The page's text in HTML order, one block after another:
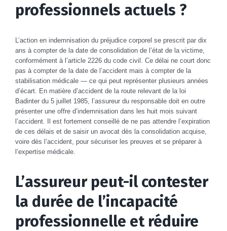
professionnels actuels ?
L’action en indemnisation du préjudice corporel se prescrit par dix
ans à compter de la date de consolidation de l’état de la victime,
conformément à l’article 2226 du code civil. Ce délai ne court donc
pas à compter de la date de l’accident mais à compter de la
stabilisation médicale — ce qui peut représenter plusieurs années
d’écart. En matière d’accident de la route relevant de la loi
Badinter du 5 juillet 1985, l’assureur du responsable doit en outre
présenter une offre d’indemnisation dans les huit mois suivant
l’accident. Il est fortement conseillé de ne pas attendre l’expiration
de ces délais et de saisir un avocat dès la consolidation acquise,
voire dès l’accident, pour sécuriser les preuves et se préparer à
l’expertise médicale.
L’assureur peut-il contester
la durée de l’incapacité
professionnelle et réduire